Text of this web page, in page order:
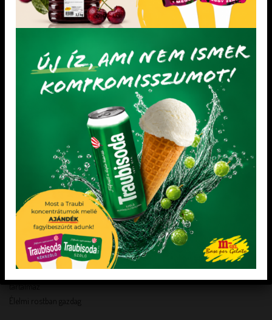
DIA-WELLNESS TERMÉKEK
Dia-wellness eper dzsem
Természetes gyümölcsből kivont
sziruppal és édesítőszerrel
Csökkentett
szénhidráttartalommal
Élelmi rostban gazdag
DIA-WELLNESS TERMÉKEK
Maltit mentes Dia-Wellness
Joghurtos ízű Tönkölyös omlós
mix
Fehérje forrás. A fehérje hozzájárul a
normál csontozat fenntartásához.
Figyeljen a kiegyensúlyozott és változatos
táplálkozásra!